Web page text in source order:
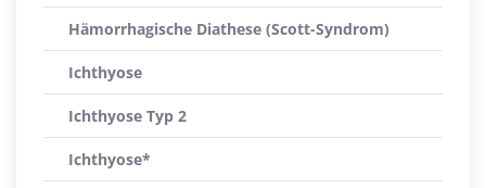
Hämorrhagische Diathese (Scott-Syndrom)
Ichthyose
Ichthyose Typ 2
Ichthyose*